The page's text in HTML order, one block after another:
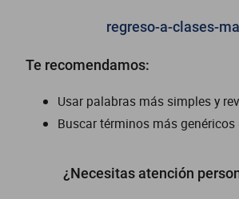
regreso-a-clases-
Te recomendamos:
Usar palabras más simples y
Buscar términos más genéricos
¿Necesitas atención
300z
vortex
dm 300